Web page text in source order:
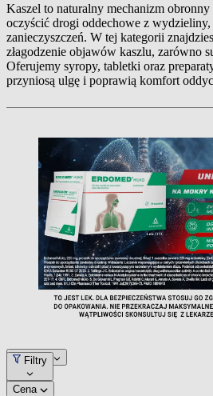
Kaszel to naturalny mechanizm
oczyścić drogi oddechowe z
zanieczyszczeń. W tej kategorii
złagodzenie objawów kaszlu, zarówno
Oferujemy syropy, tabletki oraz
przyniosą ulgę i poprawią komfort
Pozycja
Filtry
Cena